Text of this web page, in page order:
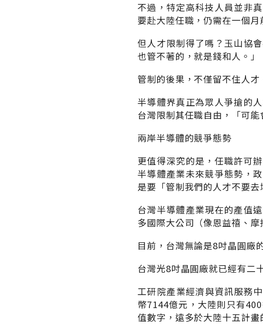
不過，特定高科技人員並非
要赴大陸任職，仍需在一個月
但人才限制得了嗎？玉山協
也管不著的，就是錢和人。」
管制的後果，不僅留不住人
半導體界真正為眾人爭搶的
台灣限制其任職自由，「可
兩岸半導體的競爭態勢
更值得深究的是，任職許可
半導體產業未來競爭態勢，
是要「管制我們的人才不要
台灣半導體產業現在的產值
多國際大公司（像恩益禧、
目前，台灣無論是8吋晶圓廠
台灣光8吋晶圓廠就已經有二
工研院產業經濟與資訊服務
幣7144億元，大陸則只有
值數字，遠多於大陸十五計